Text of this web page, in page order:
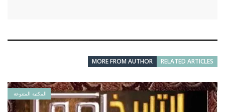
RELATED ARTICLES
MORE FROM AUTHOR
المكتبة المتنوعة